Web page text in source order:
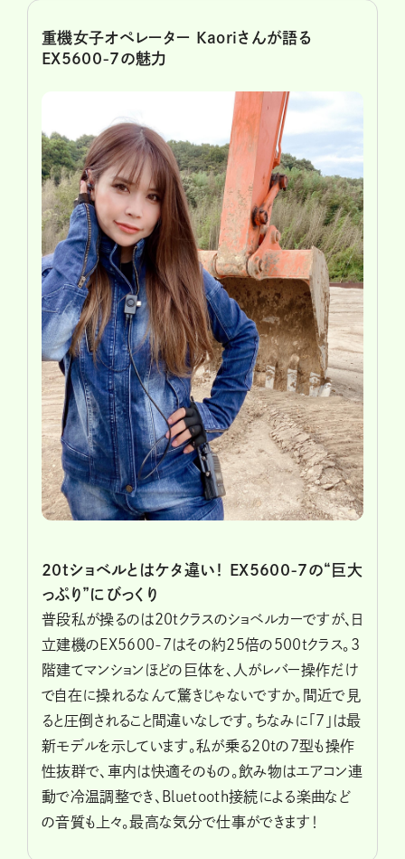
重機女子オペレーター Kaoriさんが語る
EX5600-7の魅力
20tショベルとはケタ違い！ EX5600-7の“巨大
っぷり”にびっくり
普段私が操るのは20tクラスのショベルカーですが、日
立建機のEX5600-7はその約25倍の500tクラス。3
階建てマンションほどの巨体を、人がレバー操作だけ
で自在に操れるなんて驚きじゃないですか。間近で見
ると圧倒されること間違いなしです。ちなみに「7」は最
新モデルを示しています。私が乗る20tの7型も操作
性抜群で、車内は快適そのもの。飲み物はエアコン連
動で冷温調整でき、Bluetooth接続による楽曲など
の音質も上々。最高な気分で仕事ができます！